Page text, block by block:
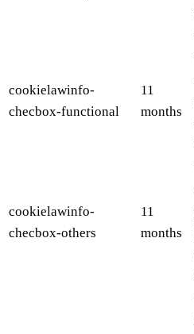
cookielawinfo-
checbox-functional
11
months
cookielawinfo-
checbox-others
11
months